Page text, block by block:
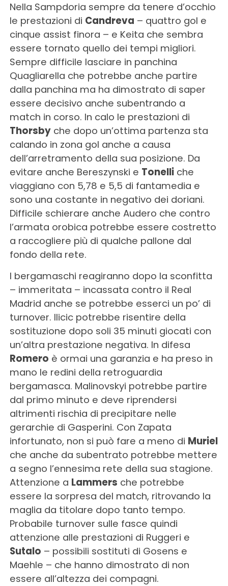
Nella Sampdoria sempre da tenere d’occhio
le prestazioni di Candreva – quattro gol e
cinque assist finora – e Keita che sembra
essere tornato quello dei tempi migliori.
Sempre difficile lasciare in panchina
Quagliarella che potrebbe anche partire
dalla panchina ma ha dimostrato di saper
essere decisivo anche subentrando a
match in corso. In calo le prestazioni di
Thorsbyche dopo un’ottima partenza sta
calando in zona gol anche a causa
dell’arretramento della sua posizione. Da
evitare anche Bereszynski e Tonelliche
viaggiano con 5,78 e 5,5 di fantamedia e
sono una costante in negativo dei doriani.
Difficile schierare anche Audero che contro
l’armata orobica potrebbe essere costretto
a raccogliere più di qualche pallone dal
fondo della rete.
I bergamaschi reagiranno dopo la sconfitta
– immeritata – incassata contro il Real
Madrid anche se potrebbe esserci un po’ di
turnover. Ilicic potrebbe risentire della
sostituzione dopo soli 35 minuti giocati con
un’altra prestazione negativa. In difesa
Romero è ormai una garanzia e ha preso in
mano le redini della retroguardia
bergamasca. Malinovskyi potrebbe partire
dal primo minuto e deve riprendersi
altrimenti rischia di precipitare nelle
gerarchie di Gasperini. Con Zapata
infortunato, non si può fare a meno di Muriel
che anche da subentrato potrebbe mettere
a segno l’ennesima rete della sua stagione.
Attenzione a Lammers che potrebbe
essere la sorpresa del match, ritrovando la
maglia da titolare dopo tanto tempo.
Probabile turnover sulle fasce quindi
attenzione alle prestazioni di Ruggeri e
Sutalo – possibili sostituti di Gosens e
Maehle – che hanno dimostrato di non
essere all’altezza dei compagni.